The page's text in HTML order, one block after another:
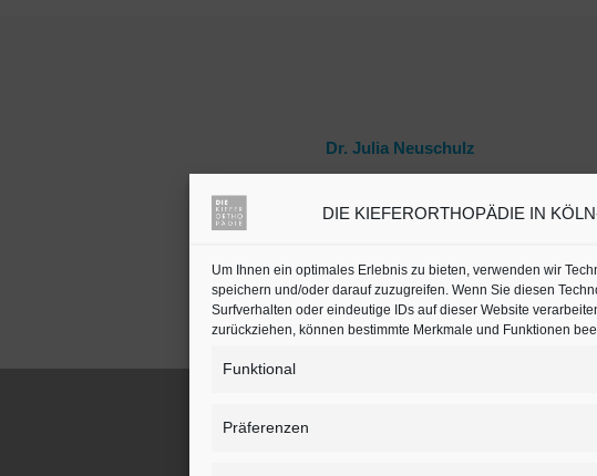
DIE KIEFERORTHOPÄDIE IN
Um Ihnen ein optimales Erlebnis zu bieten, verwenden wir
speichern und/oder darauf zuzugreifen. Wenn Sie diesen
Surfverhalten oder eindeutige IDs auf dieser Website
zurückziehen, können bestimmte Merkmale und Funktionen
Funktional
Präferenzen
Dr. Julia Neuschulz